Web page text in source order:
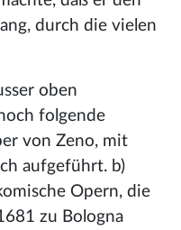
durch die vielen
oben
folgende
von Zeno, mit
aufgeführt. b)
Opern, die
zu Bologna